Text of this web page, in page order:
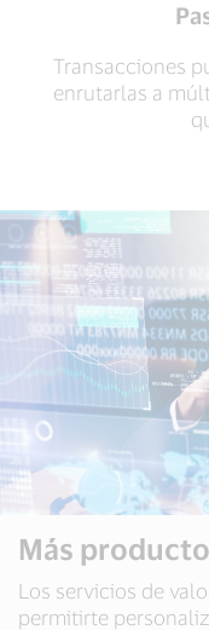
Transacciones
enrutarlas a
Más
Los servicios de
permitirte